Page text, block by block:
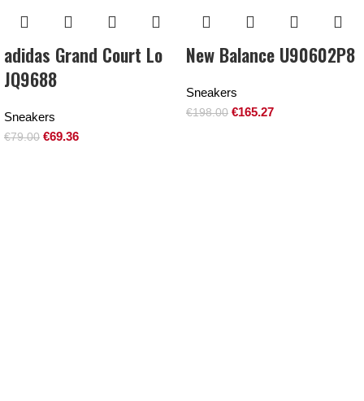
adidas Grand Court Lo
JQ9688
Sneakers
€79.00 €69.36
New Balance U90602P8
Sneakers
€198.00 €165.27